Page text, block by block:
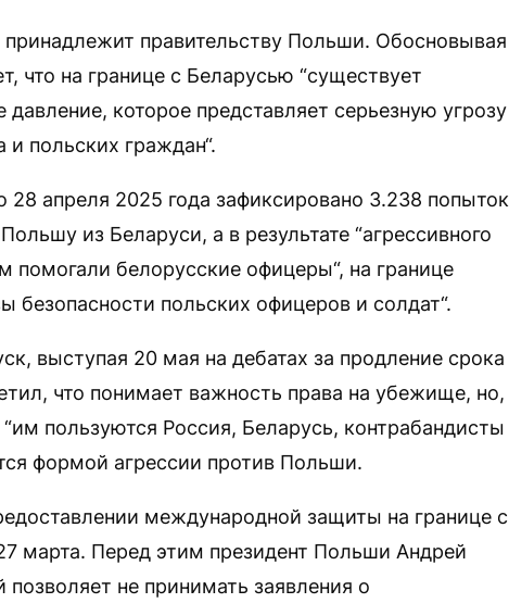
принадлежит правительству Польши. Обосновывая
что на границе с Беларусью “существует
давление, которое представляет серьезную угрозу
и польских граждан“.
28 апреля 2025 года зафиксировано 3.238 попыток
из Беларуси, а в результате “агрессивного
помогали белорусские офицеры“, на границе
безопасности польских офицеров и солдат“.
выступая 20 мая на дебатах за продление срока
что понимает важность права на убежище, но,
“им пользуются Россия, Беларусь, контрабандисты
формой агрессии против Польши.
международной защиты на границе с
марта. Перед этим президент Польши Андрей
не принимать заявления о